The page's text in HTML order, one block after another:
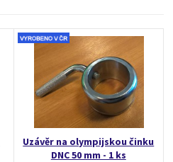
Uzávěr na olympijskou činku
DNC 50 mm - 1 ks